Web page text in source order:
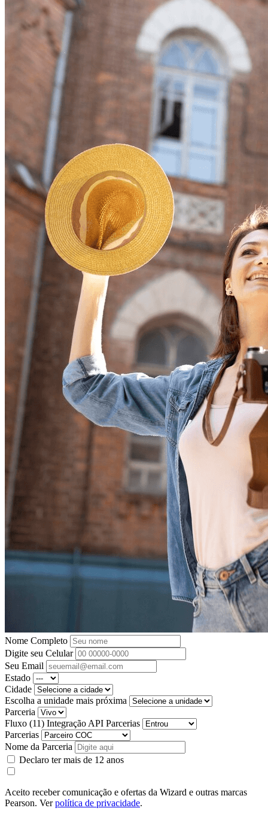
Nome Completo
Digite seu Celular
Seu Email
Estado
Cidade
Escolha a unidade mais próxima
Parceria
Fluxo (11) Integração API Parcerias
Parcerias
Nome da Parceria
Declaro ter mais de 12 anos
Aceito receber comunicação e ofertas da Wizard e outras marcas
Pearson. Verpolítica de privacidade.